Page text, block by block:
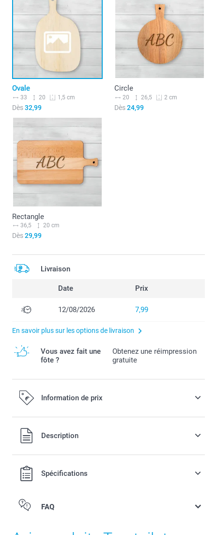
Ovale
33 20 1,5 cm
Dès32,99
Circle
20 26,5 2 cm
Dès24,99
Rectangle
36,5 20 cm
Dès29,99
Livraison
Date Prix
12/08/2026 7,99
En savoir plus sur les options de livraison
Vous avez fait une
fôte ?
Obtenez une réimpression
gratuite
Information de prix
Tous les prix sont en EURO (€), TVA incluse et hors frais de
port.
Description
Spécifications
FAQ